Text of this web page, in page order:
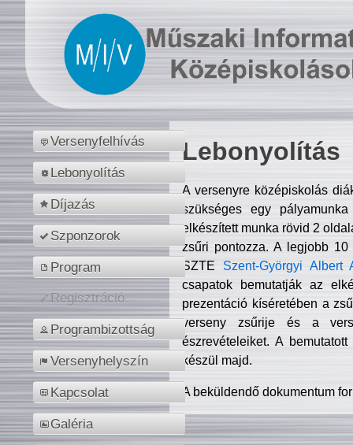
Versenyfelhívás
Lebonyolítás
Díjazás
Szponzorok
Program
Regisztráció
Programbizottság
Versenyhelyszín
Kapcsolat
Galéria
Lebonyolítás
A versenyre középiskolás
szükséges egy
elkészített munka rövid 2
zsűri pontozza. A legjobb
SZTE Szent-Györgyi Albert
csapatok bemutatják az
prezentáció kíséretében a
verseny zsűrije és a
észrevételeiket. A
készül majd.
A beküldendő dokumentum